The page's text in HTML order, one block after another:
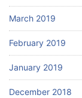
March 2019
February 2019
January 2019
December 2018